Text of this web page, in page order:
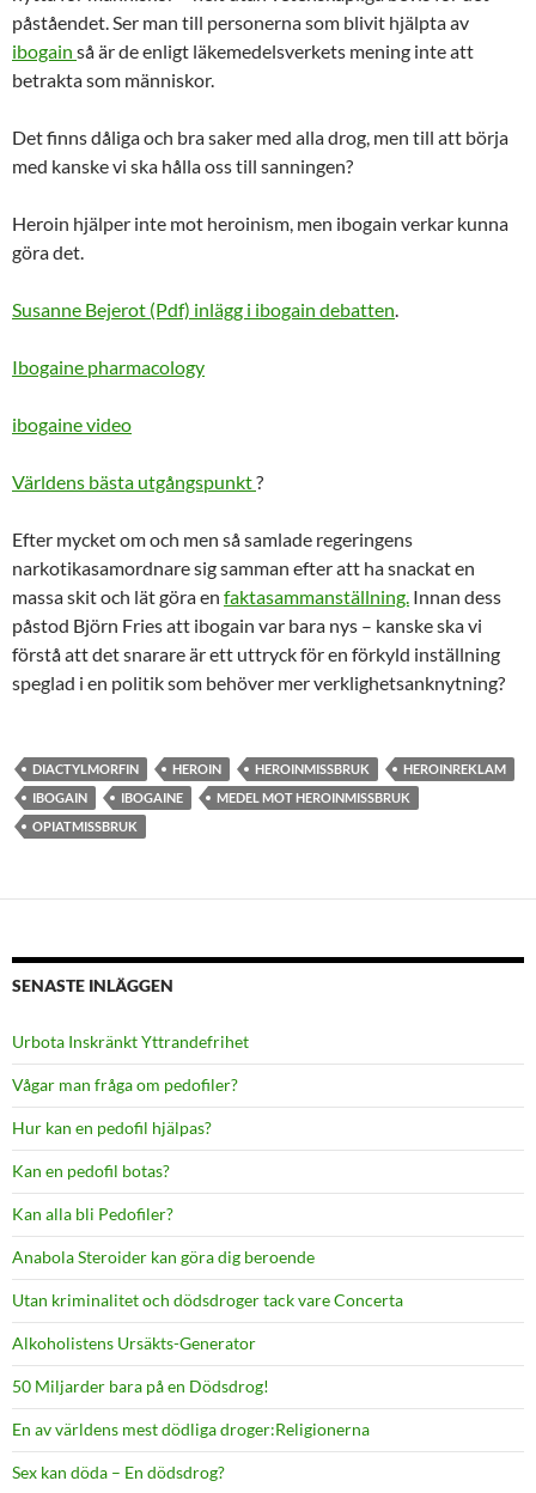
påståendet. Ser man till personerna som blivit hjälpta av
ibogain så är de enligt läkemedelsverkets mening inte att
betrakta som människor.
Det finns dåliga och bra saker med alla drog, men till att börja
med kanske vi ska hålla oss till sanningen?
Heroin hjälper inte mot heroinism, men ibogain verkar kunna
göra det.
Susanne Bejerot (Pdf) inlägg i ibogain debatten
Ibogaine pharmacology
ibogaine video
Världens bästa utgångspunkt?
Efter mycket om och men så samlade regeringens
narkotikasamordnare sig samman efter att ha snackat en
massa skit och lät göra en faktasammanställning. Innan dess
påstod Björn Fries att ibogain var bara nys – kanske ska vi
förstå att det snarare är ett uttryck för en förkyld inställning
speglad i en politik som behöver mer verklighetsanknytning?
DIACTYLMORFIN HEROIN HEROINMISSBRUK
HEROINREKLAM
IBOGAIN
IBOGAINE
MEDEL MOT HEROINMISSBRUK
OPIATMISSBRUK
SENASTE INLÄGGEN
Urbota Inskränkt Yttrandefrihet
Vågar man fråga om pedofiler?
Hur kan en pedofil hjälpas?
Kan en pedofil botas?
Kan alla bli Pedofiler?
Anabola Steroider kan göra dig beroende
Utan kriminalitet och dödsdroger tack vare Concerta
Alkoholistens Ursäkts-Generator
50 Miljarder bara på en Dödsdrog!
En av världens mest dödliga droger:Religionerna
Sex kan döda – En dödsdrog?